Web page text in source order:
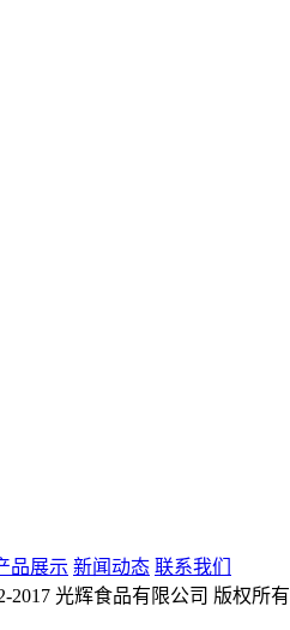
品展示 新闻动态 联系我们
2017 光辉食品有限公司 版权所有